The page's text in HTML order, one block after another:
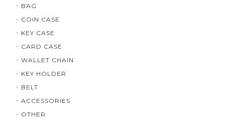
BAG
COIN CASE
KEY CASE
CARD CASE
WALLET CHAIN
KEY HOLDER
BELT
ACCESSORIES
OTHER